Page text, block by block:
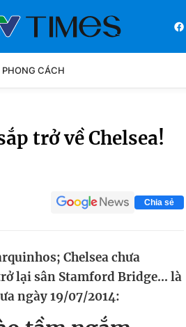
PHONG CÁCH
trở về Chelsea!
Chia sẻ
Chelsea chưa
lại sân Stamford Bridge... là
ngày 19/07/2014: